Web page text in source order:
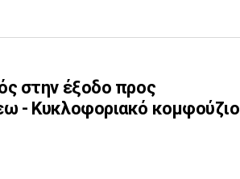
στην έξοδο προς
- Κυκλοφοριακό κομφούζιο